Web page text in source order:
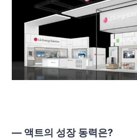
— 액트의 성장 동력은?